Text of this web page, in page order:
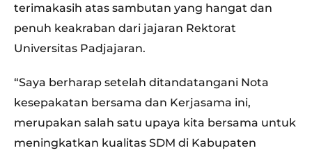
terimakasih atas sambutan yang hangat dan
penuh keakraban dari jajaran Rektorat
Universitas Padjajaran.
“Saya berharap setelah ditandatangani Nota
kesepakatan bersama dan Kerjasama ini,
merupakan salah satu upaya kita bersama untuk
meningkatkan kualitas SDM di Kabupaten